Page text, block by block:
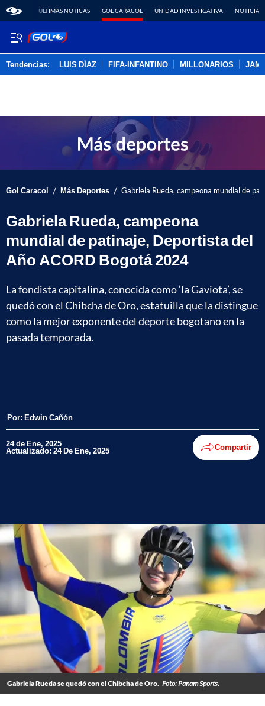
ÚLTIMAS NOTICAS GOL CARACOL UNIDAD INVESTIGATIVA NOTICIAS
Tendencias: LUIS DÍAZ FIFA-INFANTINO MILLONARIOS
Gol Caracol / Más Deportes / Gabriela Rueda, campeona mundial de
Gabriela Rueda, campeona
mundial de patinaje, Deportista del
Año ACORD Bogotá 2024
La fondista capitalina, conocida como ‘la Gaviota’, se
quedó con el Chibcha de Oro, estatuilla que la distingue
como la mejor exponente del deporte bogotano en la
pasada temporada.
Por: Edwin Cañón
24 de Ene, 2025
Actualizado: 24 De Ene, 2025 Compartir
Gabriela Rueda se quedó con el Chibcha de Oro. Foto: Panam Sports.